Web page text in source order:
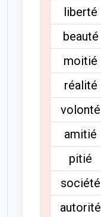
liberté
beauté
moitié
réalité
volonté
amitié
pitié
société
autorité